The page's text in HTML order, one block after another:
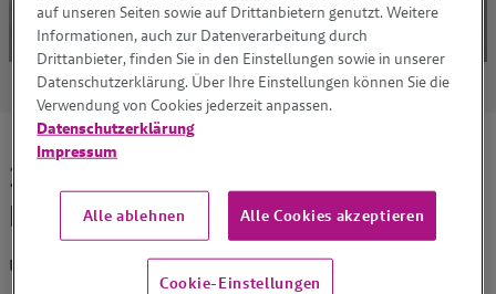
100% Ökostrom mit 12 Monaten
Laufzeit
Unser Tarif: sparstrom12
auf unseren Seiten sowie auf Drittanbietern genutzt. Weitere
Informationen, auch zur Datenverarbeitung durch
Drittanbieter, finden Sie in den Einstellungen sowie in unserer
Datenschutzerklärung. Über Ihre Einstellungen können Sie die
Verwendung von Cookies jederzeit anpassen.
Datenschutzerklärung
Impressum
Alle ablehnen Alle Cookies akzeptieren
Cookie-Einstellungen